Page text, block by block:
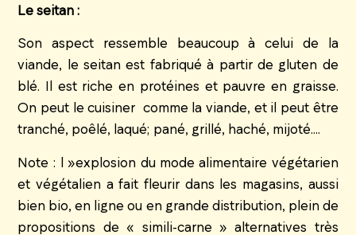
Le seitan :
Son aspect ressemble beaucoup à celui de la
viande, le seitan est fabriqué à partir de gluten de
blé. Il est riche en protéines et pauvre en graisse.
On peut le cuisiner comme la viande, et il peut être
tranché, poêlé, laqué; pané, grillé, haché, mijoté….
Note : l »explosion du mode alimentaire végétarien
et végétalien a fait fleurir dans les magasins, aussi
bien bio, en ligne ou en grande distribution, plein de
propositions de « simili-carne » alternatives très